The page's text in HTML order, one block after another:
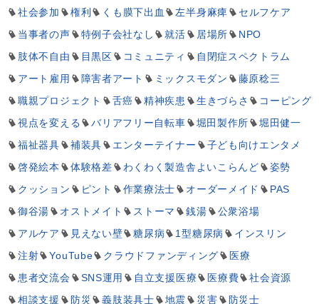
社会参加
権利 くも膜下出血 左半身麻痺
セルフケア
当事者の声
特例子会社なし 就活 居場所
NPO
肢体不自由
目黒区 コミュニティ
自閉症スペクトラム
アート雇用
障害者アート ミックスモダン
藤原稔三
職親プロジェクト
舌癌 精神疾患 生きづらさ
コーピング
視点を変える
バリアフリー自転車 堀田製作所
堀田健一
福祉器具
補装具 エンターテイナー
子ども向けエンタメ
啓発絵本
体験格差 わくわく製造舎よいこらんど
姿勢
クッション
ピント 作業療法士 オーダーメイド
PAS
御谷湯
オストメイト ストーマ 銭湯
公衆浴場
アルケア
見えない壁 糖尿病 1型糖尿病
インスリン
注射
YouTube クラウドファンディング
医療
患者交流会
SNS運用 自立支援医療 医療費
社会資源
相談支援
防災 義肢装具士 地震 災害 防災士